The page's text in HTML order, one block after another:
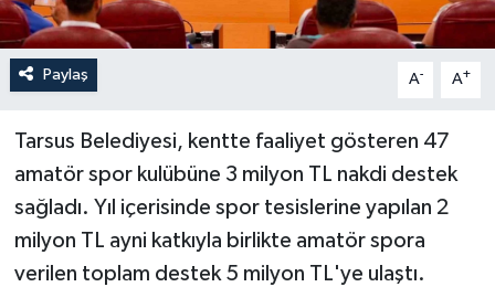
Paylaş A- A+
Tarsus Belediyesi, kentte faaliyet gösteren 47
amatör spor kulübüne 3 milyon TL nakdi destek
sağladı. Yıl içerisinde spor tesislerine yapılan 2
milyon TL ayni katkıyla birlikte amatör spora
verilen toplam destek 5 milyon TL'ye ulaştı.